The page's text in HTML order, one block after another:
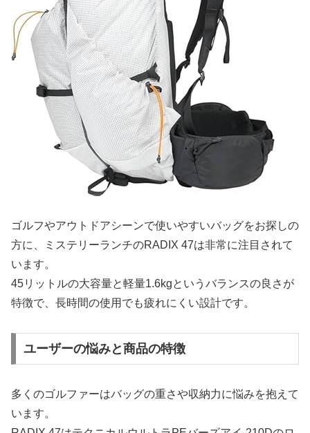
ゴルフやアウトドアシーンで使いやすいバッグをお探しの
方に、ミステリーランチのRADIX 47は非常に注目されて
います。
45リットルの大容量と軽量1.6kgというバランスの良さが
特徴で、長時間の使用でも疲れにくい設計です。
ユーザーの悩みと商品の特徴
多くのゴルファーはバッグの重さや収納力に悩みを抱えて
います。